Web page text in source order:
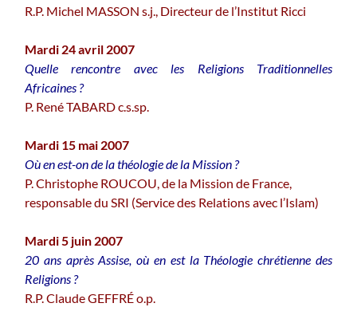
R.P. Michel MASSON s.j., Directeur de l’Institut Ricci
Mardi 24 avril 2007
Quelle rencontre avec les Religions Traditionnelles
Africaines ?
P. René TABARD c.s.sp.
Mardi 15 mai 2007
Où en est-on de la théologie de la Mission ?
P. Christophe ROUCOU, de la Mission de France,
responsable du SRI (Service des Relations avec l’Islam)
Mardi 5 juin 2007
20 ans après Assise, où en est la Théologie chrétienne des
Religions ?
R.P. Claude GEFFRÉ o.p.